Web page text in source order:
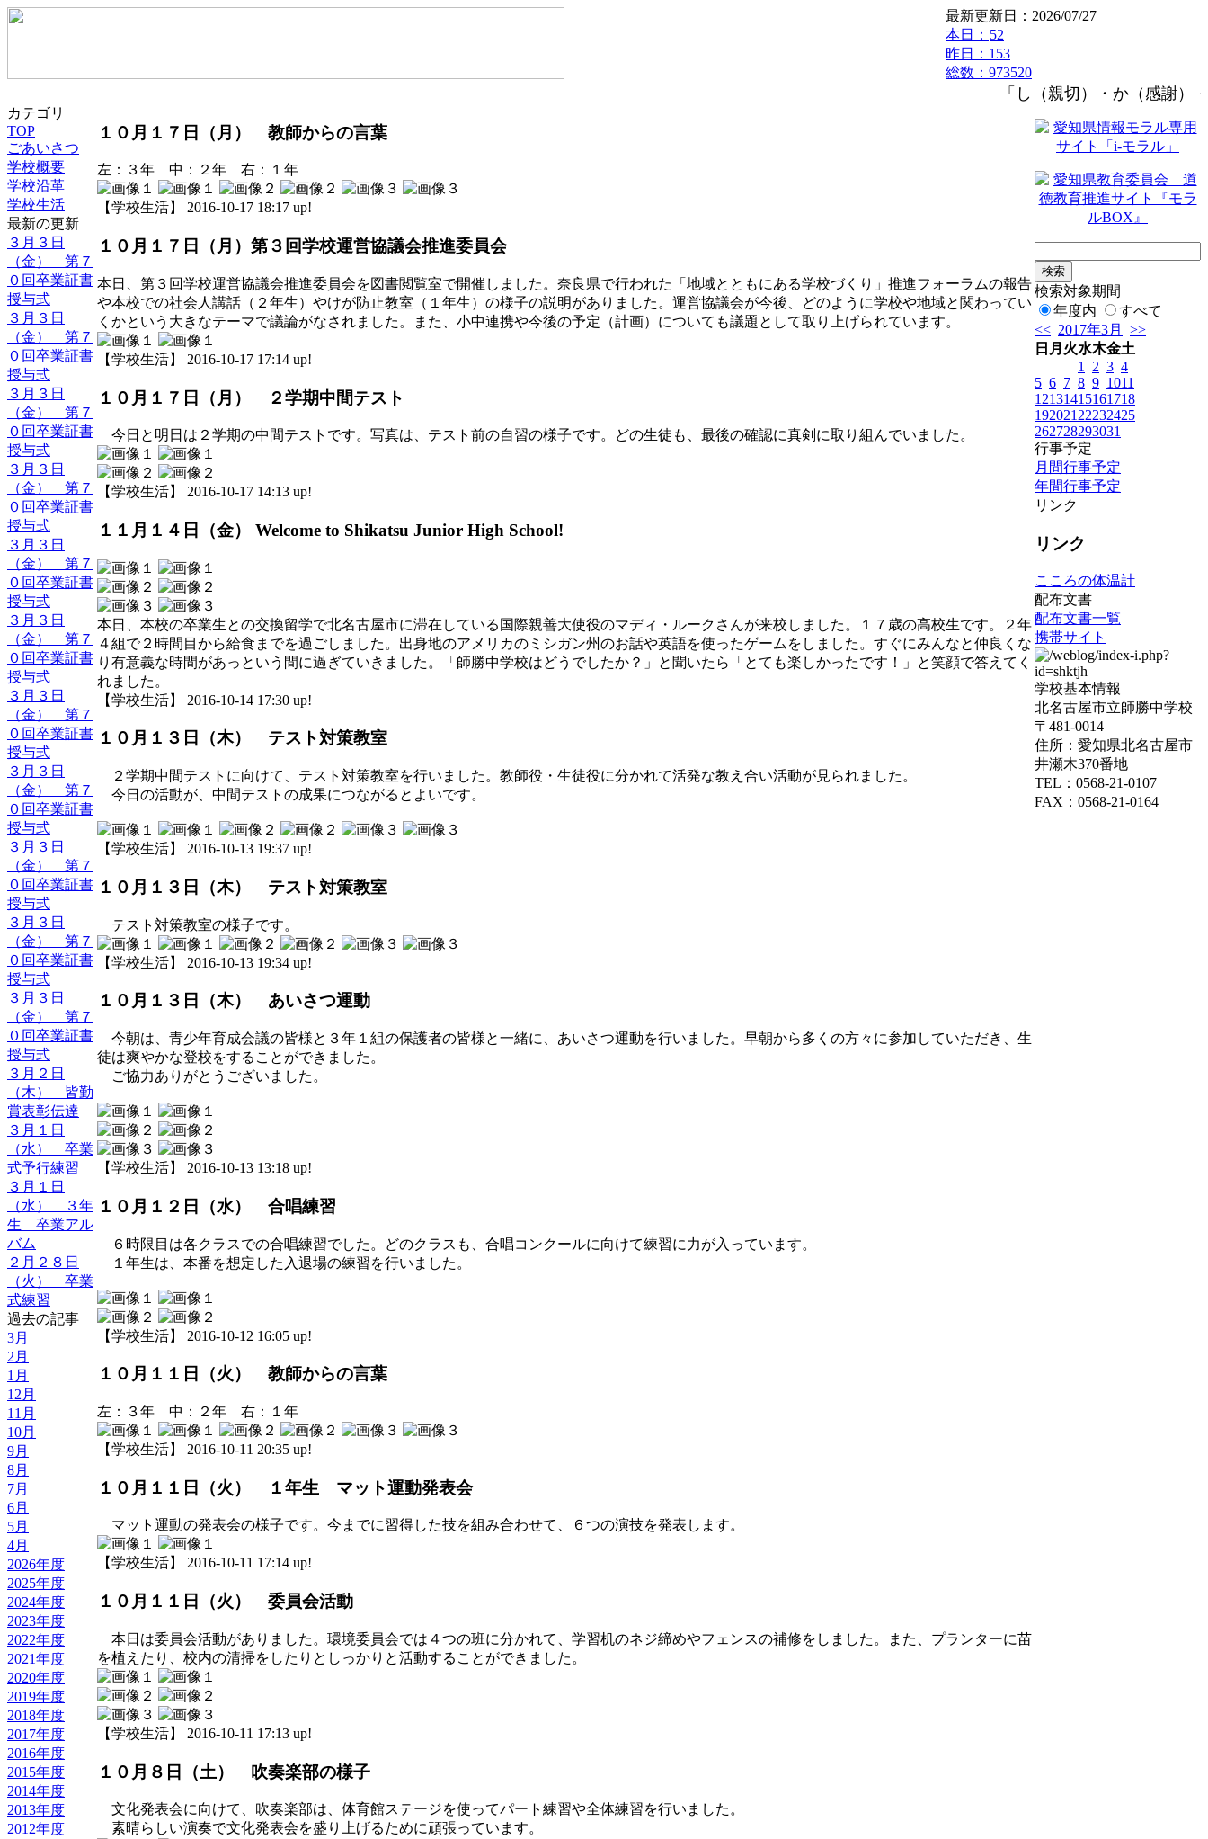
最新更新日：2026/07/27
本日： 52
昨日：153
総数：973520
「し（親切）・か（感謝）・
カテゴリ
TOP
ごあいさつ
学校概要
学校沿革
学校生活
最新の更新
３月３日
（金） 第７
０回卒業証書
授与式
３月３日
（金） 第７
０回卒業証書
授与式
３月３日
（金） 第７
０回卒業証書
授与式
３月３日
（金） 第７
０回卒業証書
授与式
３月３日
（金） 第７
０回卒業証書
授与式
３月３日
（金） 第７
０回卒業証書
授与式
３月３日
（金） 第７
０回卒業証書
授与式
３月３日
（金） 第７
０回卒業証書
授与式
３月３日
（金） 第７
０回卒業証書
授与式
３月３日
（金） 第７
０回卒業証書
授与式
３月３日
（金） 第７
０回卒業証書
授与式
３月２日
（木） 皆勤
賞表彰伝達
３月１日
（水） 卒業
式予行練習
３月１日
（水） ３年
生 卒業アル
バム
２月２８日
（火） 卒業
式練習
過去の記事
3月
2月
1月
12月
11月
10月
9月
8月
7月
6月
5月
4月
2026年度
2025年度
2024年度
2023年度
2022年度
2021年度
2020年度
2019年度
2018年度
2017年度
2016年度
2015年度
2014年度
2013年度
2012年度
１０月１７日（月） 教師からの言葉
左：３年 中：２年 右：１年
【学校生活】 2016-10-17 18:17 up!
１０月１７日（月）第３回学校運営協議会推進委員会
本日、第３回学校運営協議会推進委員会を図書閲覧室で開催しました。奈良県で行われた「地域とともにある学校づくり」推進フォーラムの報告
や本校での社会人講話（２年生）やけが防止教室（１年生）の様子の説明がありました。運営協議会が今後、どのように学校や地域と関わってい
くかという大きなテーマで議論がなされました。また、小中連携や今後の予定（計画）についても議題として取り上げられています。
【学校生活】 2016-10-17 17:14 up!
１０月１７日（月） ２学期中間テスト
今日と明日は２学期の中間テストです。写真は、テスト前の自習の様子です。どの生徒も、最後の確認に真剣に取り組んでいました。
【学校生活】 2016-10-17 14:13 up!
１１月１４日（金） Welcome to Shikatsu Junior High School!
本日、本校の卒業生との交換留学で北名古屋市に滞在している国際親善大使役のマディ・ルークさんが来校しました。１７歳の高校生です。２年
４組で２時間目から給食までを過ごしました。出身地のアメリカのミシガン州のお話や英語を使ったゲームをしました。すぐにみんなと仲良くな
り有意義な時間があっという間に過ぎていきました。「師勝中学校はどうでしたか？」と聞いたら「とても楽しかったです！」と笑顔で答えてく
れました。
【学校生活】 2016-10-14 17:30 up!
１０月１３日（木） テスト対策教室
２学期中間テストに向けて、テスト対策教室を行いました。教師役・生徒役に分かれて活発な教え合い活動が見られました。
今日の活動が、中間テストの成果につながるとよいです。
【学校生活】 2016-10-13 19:37 up!
１０月１３日（木） テスト対策教室
テスト対策教室の様子です。
【学校生活】 2016-10-13 19:34 up!
１０月１３日（木） あいさつ運動
今朝は、青少年育成会議の皆様と３年１組の保護者の皆様と一緒に、あいさつ運動を行いました。早朝から多くの方々に参加していただき、生
徒は爽やかな登校をすることができました。
ご協力ありがとうございました。
【学校生活】 2016-10-13 13:18 up!
１０月１２日（水） 合唱練習
６時限目は各クラスでの合唱練習でした。どのクラスも、合唱コンクールに向けて練習に力が入っています。
１年生は、本番を想定した入退場の練習を行いました。
【学校生活】 2016-10-12 16:05 up!
１０月１１日（火） 教師からの言葉
左：３年 中：２年 右：１年
【学校生活】 2016-10-11 20:35 up!
１０月１１日（火） １年生 マット運動発表会
マット運動の発表会の様子です。今までに習得した技を組み合わせて、６つの演技を発表します。
【学校生活】 2016-10-11 17:14 up!
１０月１１日（火） 委員会活動
本日は委員会活動がありました。環境委員会では４つの班に分かれて、学習机のネジ締めやフェンスの補修をしました。また、プランターに苗
を植えたり、校内の清掃をしたりとしっかりと活動することができました。
【学校生活】 2016-10-11 17:13 up!
１０月８日（土） 吹奏楽部の様子
文化発表会に向けて、吹奏楽部は、体育館ステージを使ってパート練習や全体練習を行いました。
素晴らしい演奏で文化発表会を盛り上げるために頑張っています。
検索対象期間
年度内
すべて
<< 2017年3月
>>
日 月 火水木金土
1
2 3 4
5 6 7 8 9 1011
12131415161718
192021 22232425
262728293031
行事予定
月間行事予定
年間行事予定
リンク
リンク
こころの体温計
配布文書
配布文書一覧
携帯サイト
学校基本情報
北名古屋市立師勝中学校
〒481-0014
住所：愛知県北名古屋市
井瀬木370番地
TEL：0568-21-0107
FAX：0568-21-0164